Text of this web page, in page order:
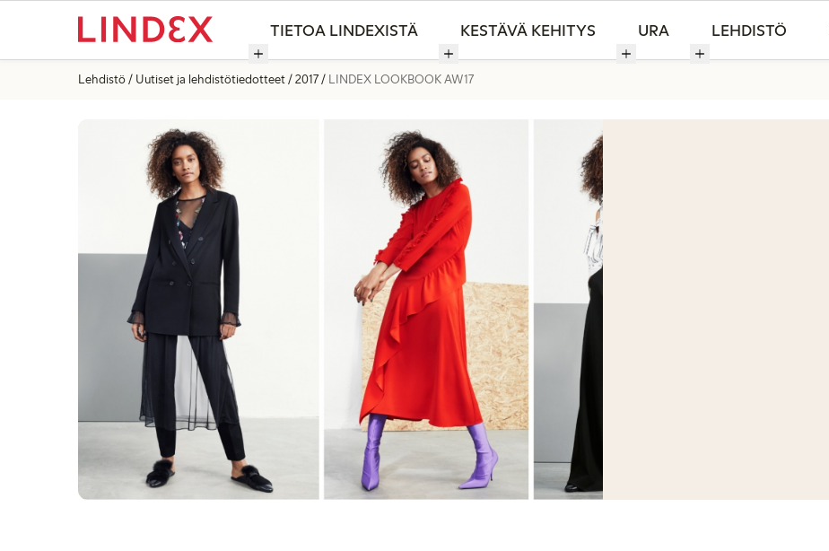
TIETOA LINDEXISTÄ KESTÄVÄ KEHITYS URA LEHDISTÖ
Lehdistö Uutiset ja lehdistötiedotteet 2017 LINDEX LOOKBOOK AW17